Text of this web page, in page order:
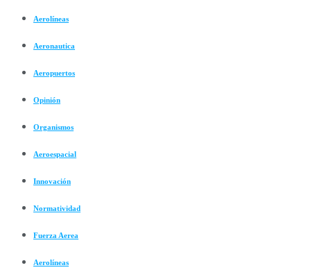
Aerolíneas
Aeronautica
Aeropuertos
Opinión
Organismos
Aeroespacial
Innovación
Normatividad
Fuerza Aerea
Aerolíneas